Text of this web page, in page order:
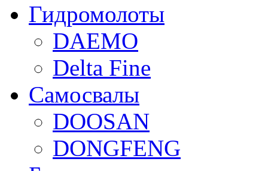
Гидромолоты
DAEMO
Delta Fine
Самосвалы
DOOSAN
DONGFENG